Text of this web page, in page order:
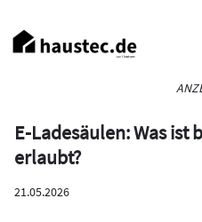
zum
Inhalt
E-Ladesäulen: Was ist
erlaubt?
21.05.2026